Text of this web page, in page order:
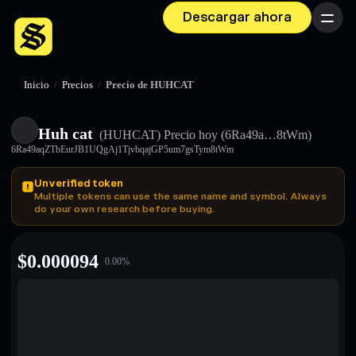
Descargar ahora Menú
Inicio / Precios / Precio de HUHCAT
Huh cat (HUHCAT) Precio hoy (6Ra49a…8tWm)
6Ra49aqZTbEurJB1UQgAj1TjvbqajGP5um7gsTym8tWm
Unverified token
Multiple tokens can use the same name and symbol. Always
do your own research before buying.
$0.000094 0.00%